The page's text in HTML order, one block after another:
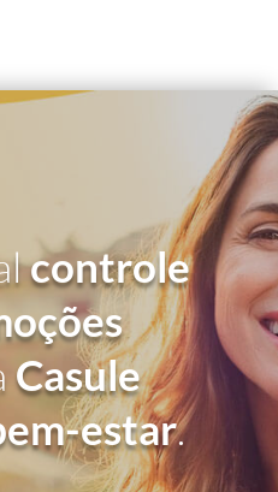
controle
Casule
estar.